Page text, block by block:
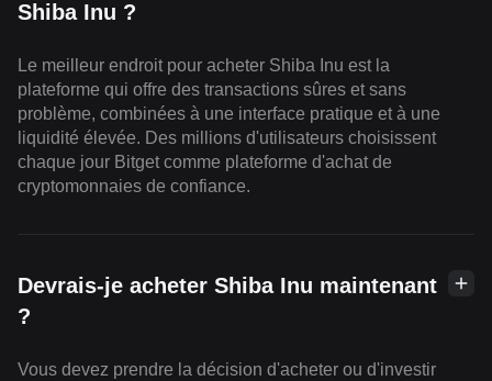
Shiba Inu ?
Le meilleur endroit pour acheter Shiba Inu est la
plateforme qui offre des transactions sûres et sans
problème, combinées à une interface pratique et à une
liquidité élevée. Des millions d'utilisateurs choisissent
chaque jour Bitget comme plateforme d'achat de
cryptomonnaies de confiance.
Devrais-je acheter Shiba Inu maintenant
?
Vous devez prendre la décision d'acheter ou d'investir